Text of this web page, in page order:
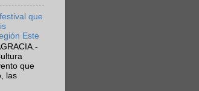
que
Este
que
las